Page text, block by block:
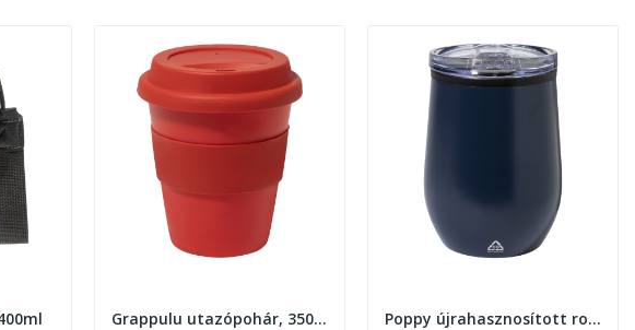
Grappulu utazópohár, 350ml
Poppy újrahasznosított rozsdamentes acél thermo...